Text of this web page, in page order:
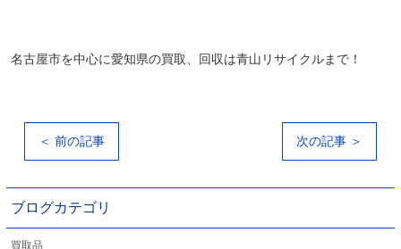
名古屋市を中心に愛知県の買取、回収は青山リサイクルまで！
＜ 前の記事 次の記事 ＞
ブログカテゴリ
買取品